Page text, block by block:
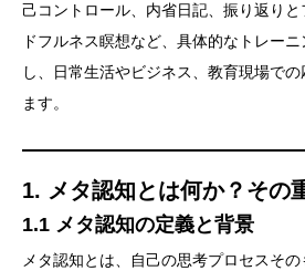
己コントロール、内省日記、振り返り
ドフルネス瞑想など、具体的なトレー
し、日常生活やビジネス、教育現場で
ます。
1. メタ認知とは何か？その
1.1 メタ認知の定義と背景
メタ認知とは、自己の思考プロセスそ